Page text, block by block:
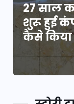
27 साल
शुरू हुई
कैसे किया